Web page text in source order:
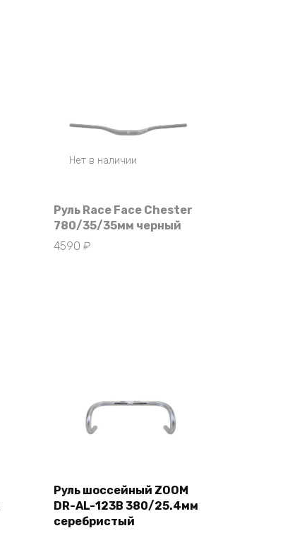
Нет в наличии
Руль Race Face Chester
780/35/35мм черный
4590 ₽
В корзину
Руль шоссейный ZOOM
DR-AL-123B 380/25.4мм
серебристый